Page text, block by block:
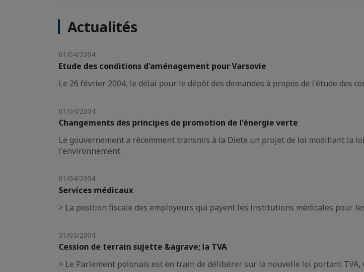
Actualités
01/04/2004
Etude des conditions d'aménagement pour Varsovie
Le 26 février 2004, le délai pour le dépôt des demandes à propos de l'étude des
01/04/2004
Changements des principes de promotion de l'énergie verte
Le gouvernement a récemment transmis à la Diete un projet de loi modifiant la
l'environnement.
01/04/2004
Services médicaux
> La position fiscale des employeurs qui payent les institutions médicales pour
31/03/2004
Cession de terrain sujette &agrave; la TVA
> Le Parlement polonais est en train de délibérer sur la nouvelle loi portant